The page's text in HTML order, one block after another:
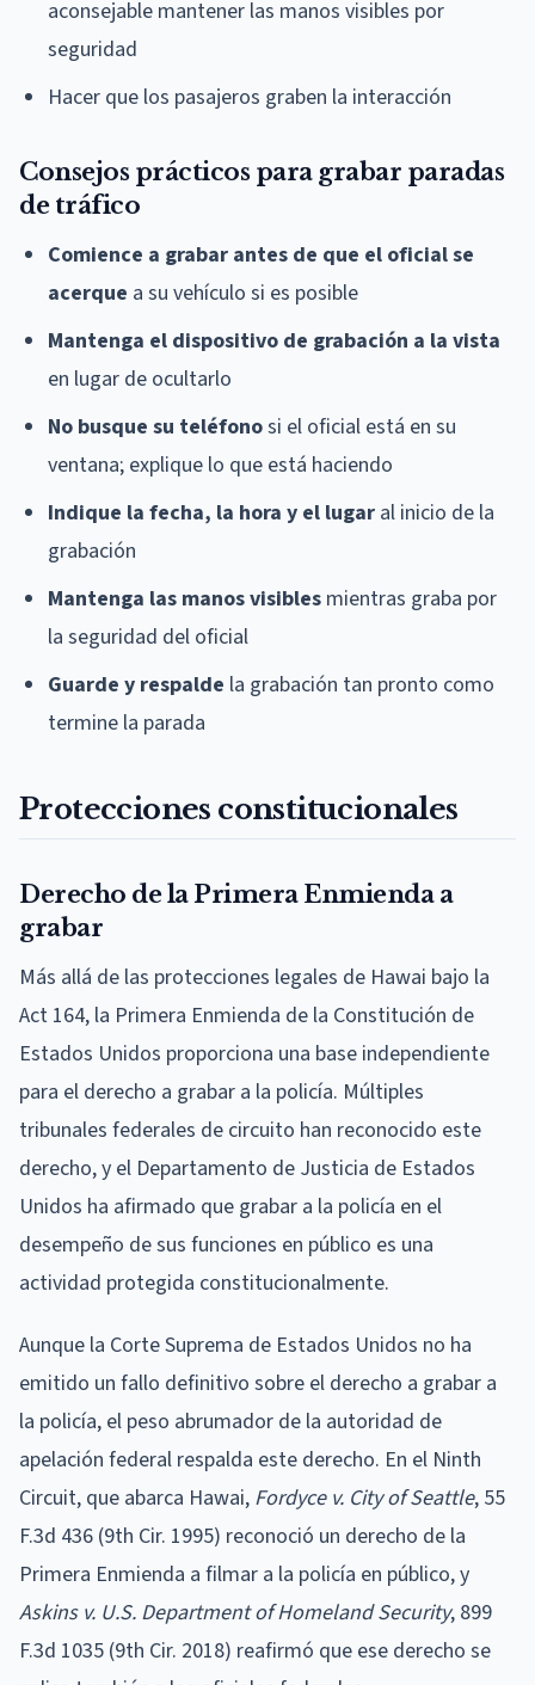
aconsejable mantener las manos visibles por
seguridad
Hacer que los pasajeros graben la interacción
Consejos prácticos para grabar paradas
de tráfico
Comience a grabar antes de que el oficial se
acerque a su vehículo si es posible
Mantenga el dispositivo de grabación a la vista
en lugar de ocultarlo
No busque su teléfonosi el oficial está en su
ventana; explique lo que está haciendo
Indique la fecha, la hora y el lugar al inicio de la
grabación
Mantenga las manos visibles mientras graba por
la seguridad del oficial
Guarde y respalde la grabación tan pronto como
termine la parada
Protecciones constitucionales
Derecho de la Primera Enmienda a
grabar
Más allá de las protecciones legales de Hawai bajo la
Act 164, la Primera Enmienda de la Constitución de
Estados Unidos proporciona una base independiente
para el derecho a grabar a la policía. Múltiples
tribunales federales de circuito han reconocido este
derecho, y el Departamento de Justicia de Estados
Unidos ha afirmado que grabar a la policía en el
desempeño de sus funciones en público es una
actividad protegida constitucionalmente.
Aunque la Corte Suprema de Estados Unidos no ha
emitido un fallo definitivo sobre el derecho a grabar a
la policía, el peso abrumador de la autoridad de
apelación federal respalda este derecho. En el Ninth
Circuit, que abarca Hawai, Fordyce v. City of Seattle, 55
F.3d 436 (9th Cir. 1995) reconoció un derecho de la
Primera Enmienda a filmar a la policía en público, y
Askins v. U.S. Department of Homeland Security, 899
F.3d 1035 (9th Cir. 2018) reafirmó que ese derecho se